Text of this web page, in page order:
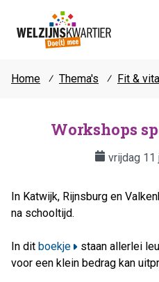
Home ⁄ Thema's ⁄ Fit &
Workshops
vrijdag 11
In Katwijk, Rijnsburg en
na schooltijd.
In dit boekje
staan allerlei
voor een klein bedrag kan